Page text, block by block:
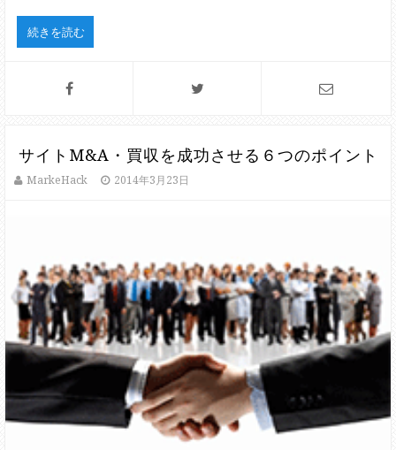
続きを読む
サイトM&A・買収を成功させる６つのポイント
MarkeHack 2014年3月23日